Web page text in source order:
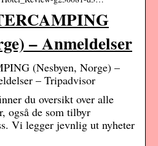
– Anmeldelser
(Nesbyen, Norge) –
– Tripadvisor
du oversikt over alle
også de som tilbyr
Vi legger jevnlig ut nyheter